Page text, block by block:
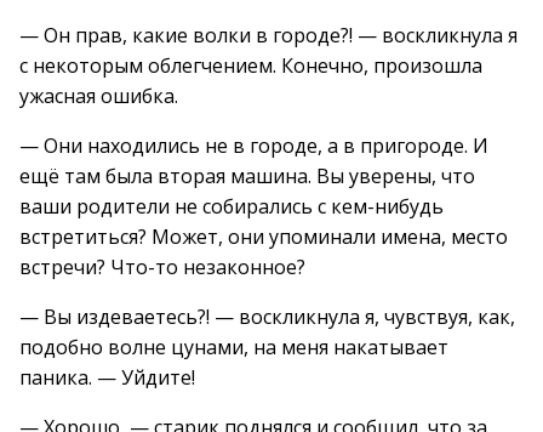
— Он прав, какие волки в городе?! — воскликнула я
с некоторым облегчением. Конечно, произошла
ужасная ошибка.
— Они находились не в городе, а в пригороде. И
ещё там была вторая машина. Вы уверены, что
ваши родители не собирались с кем-нибудь
встретиться? Может, они упоминали имена, место
встречи? Что-то незаконное?
— Вы издеваетесь?! — воскликнула я, чувствуя, как,
подобно волне цунами, на меня накатывает
паника. — Уйдите!